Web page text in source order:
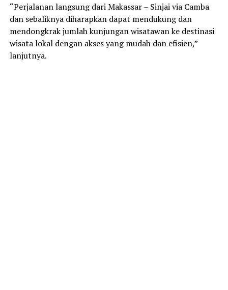
“Perjalanan langsung dari Makassar – Sinjai via Camba
dan sebaliknya diharapkan dapat mendukung dan
mendongkrak jumlah kunjungan wisatawan ke destinasi
wisata lokal dengan akses yang mudah dan efisien,”
lanjutnya.